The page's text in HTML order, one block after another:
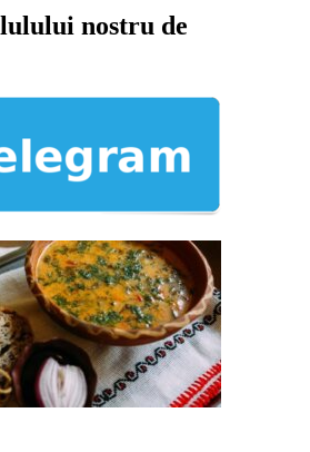
nostru de